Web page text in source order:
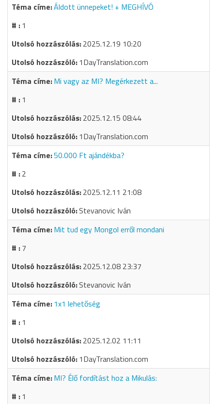
Áldott ünnepeket! + MEGHÍVÓ
1
2025.12.19 10:20
1DayTranslation.com
Mi vagy az MI? Megérkezett a...
1
2025.12.15 08:44
1DayTranslation.com
50.000 Ft ajándékba?
2
2025.12.11 21:08
Stevanovic Iván
Mit tud egy Mongol erről mondani
7
2025.12.08 23:37
Stevanovic Iván
1x1 lehetőség
1
2025.12.02 11:11
1DayTranslation.com
MI? Élő fordítást hoz a Mikulás:
1